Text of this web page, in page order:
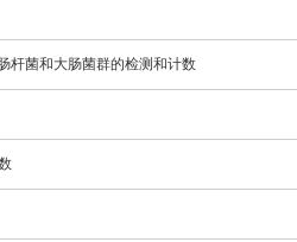
杆菌和大肠菌群的检测和计数